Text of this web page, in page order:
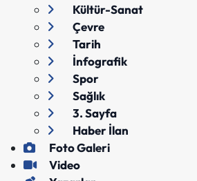
Kültür-Sanat
Çevre
Tarih
İnfografik
Spor
Sağlık
3. Sayfa
Haber İlan
Foto Galeri
Video